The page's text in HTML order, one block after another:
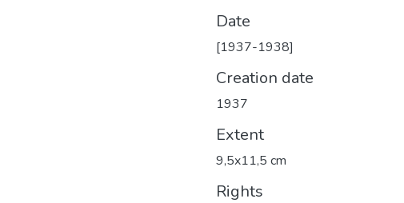
Date
[1937-1938]
Creation date
1937
Extent
9,5x11,5 cm
Rights